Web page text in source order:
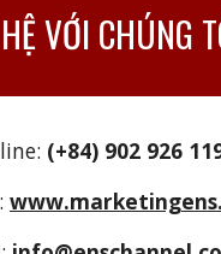
VỚI CHÚNG
(+84) 902 926